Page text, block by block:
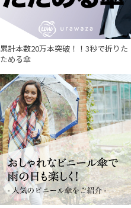
累計本数20万本突破！！3秒で折りた
ためる傘